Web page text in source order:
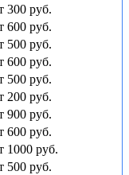
300 руб.
600 руб.
500 руб.
600 руб.
500 руб.
200 руб.
900 руб.
600 руб.
1000 руб.
500 руб.